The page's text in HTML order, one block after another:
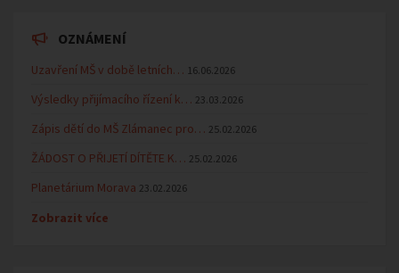
OZNÁMENÍ
Uzavření MŠ v době letních… 16.06.2026
Výsledky přijímacího řízení k… 23.03.2026
Zápis dětí do MŠ Zlámanec pro… 25.02.2026
ŽÁDOST O PŘIJETÍ DÍTĚTE K… 25.02.2026
Planetárium Morava 23.02.2026
Zobrazit více